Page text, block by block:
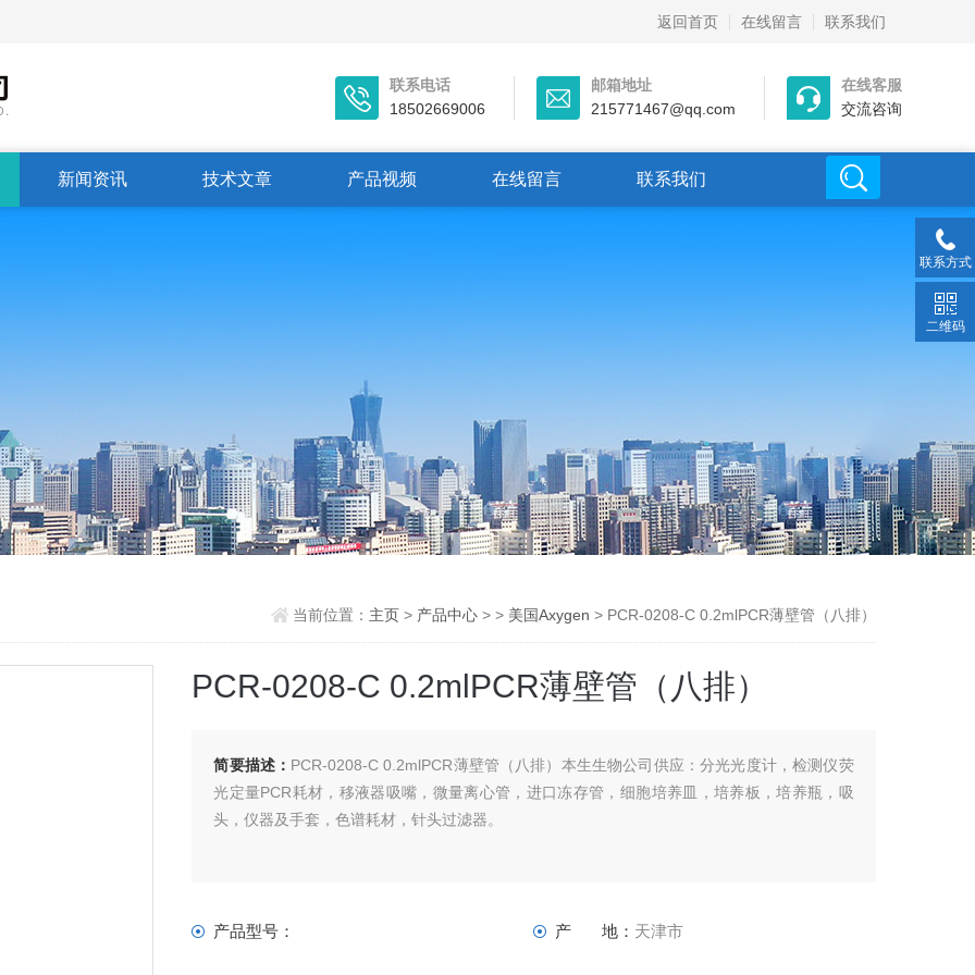
返回首页 在线留言 联系我们
联系电话
18502669006
邮箱地址
215771467@qq.com
在线客服
交流咨询
新闻资讯 技术文章 产品视频 在线留言 联系我们
当前位置： 主页 > 产品中心> > 美国Axygen > PCR-0208-C 0.2mlPCR薄壁管（八排）
PCR-0208-C 0.2mlPCR薄壁管（八排）
简要描述： PCR-0208-C 0.2mlPCR薄壁管（八排）本生生物公司供应：分光光度计，检测仪荧
光定量PCR耗材，移液器吸嘴，微量离心管，进口冻存管，细胞培养皿，培养板，培养瓶，吸
头，仪器及手套，色谱耗材，针头过滤器。
产品型号： 产 地： 天津市
联系方式
二维码